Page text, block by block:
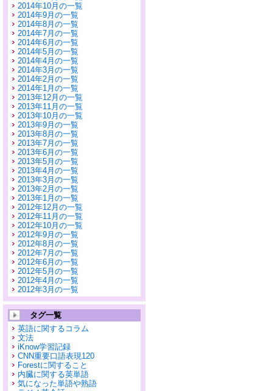
2014年10月の一覧
2014年9月の一覧
2014年8月の一覧
2014年7月の一覧
2014年6月の一覧
2014年5月の一覧
2014年4月の一覧
2014年3月の一覧
2014年2月の一覧
2014年1月の一覧
2013年12月の一覧
2013年11月の一覧
2013年10月の一覧
2013年9月の一覧
2013年8月の一覧
2013年7月の一覧
2013年6月の一覧
2013年5月の一覧
2013年4月の一覧
2013年3月の一覧
2013年2月の一覧
2013年1月の一覧
2012年12月の一覧
2012年11月の一覧
2012年10月の一覧
2012年9月の一覧
2012年8月の一覧
2012年7月の一覧
2012年6月の一覧
2012年5月の一覧
2012年4月の一覧
2012年3月の一覧
タグ一覧
英語に関するコラム
文法
iKnow学習記録
CNN重要口語表現120
Forestに関すること
内臓に関する英単語
気になった単語や熟語